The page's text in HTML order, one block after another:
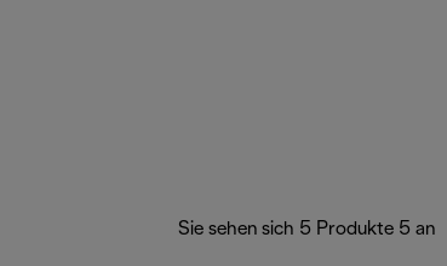
Sie sehen sich 5 Produkte 5 an